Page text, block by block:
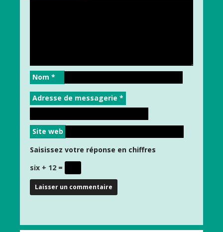
Nom *
Adresse de messagerie *
Site web
Saisissez votre réponse en chiffres
six + 12 =